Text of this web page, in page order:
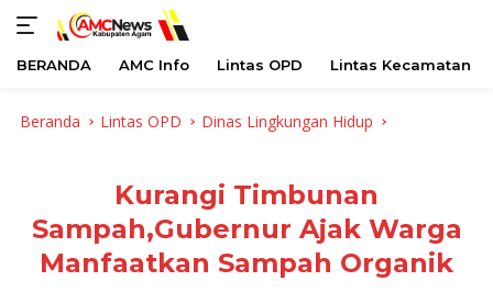
BERANDA AMC Info Lintas OPD Lintas Kecamatan
Beranda Lintas OPD Dinas Lingkungan Hidup
Kurangi Timbunan
Sampah,Gubernur Ajak Warga
Manfaatkan Sampah Organik